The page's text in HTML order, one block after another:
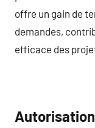
offre un gain de
demandes,
efficace des